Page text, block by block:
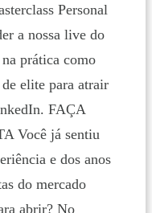
Personal
a nossa live do
prática como
elite para atrair
FAÇA
Você já sentiu
e dos anos
do mercado
abrir? No